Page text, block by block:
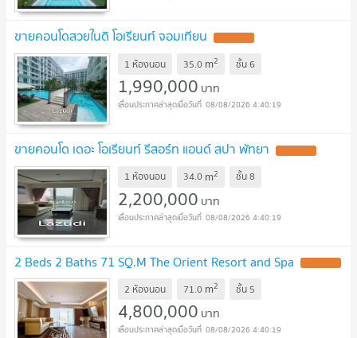
ขายคอนโดสวยในดิ โอเรียนท์ จอมเทียน
1 ห้องนอน 35.0 m2 ชั้น6
1,990,000 บาท
08/08/2026 4:40:19
ขายคอนโด เดอะ โอเรียนท์ รีสอร์ท แอนด์ สปา พัทยา
1 ห้องนอน 34.0 m2 ชั้น8
2,200,000 บาท
08/08/2026 4:40:19
2 Beds 2 Baths 71 SQ.M The Orient Resort and Spa
2 ห้องนอน 71.0 m2 ชั้น 5
4,800,000 บาท
08/08/2026 4:40:19